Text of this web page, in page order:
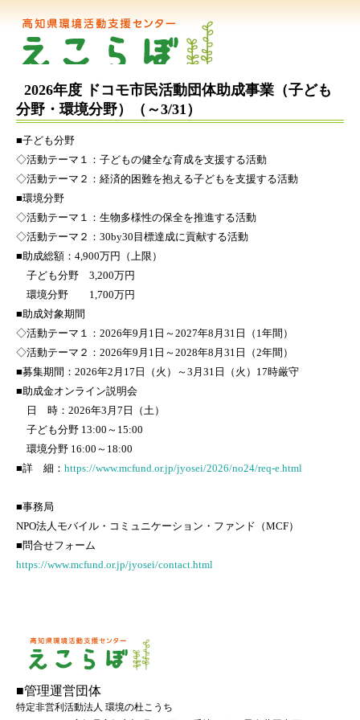
2026年度 ドコモ市民活動団体助成事業（子ども
分野・環境分野）（～3/31）
■子ども分野
◇活動テーマ１：子どもの健全な育成を支援する活動
◇活動テーマ２：経済的困難を抱える子どもを支援する活動
■環境分野
◇活動テーマ１：生物多様性の保全を推進する活動
◇活動テーマ２：30by30目標達成に貢献する活動
■助成総額：4,900万円（上限）
子ども分野 3,200万円
環境分野 1,700万円
■助成対象期間
◇活動テーマ１：2026年9月1日～2027年8月31日（1年間）
◇活動テーマ２：2026年9月1日～2028年8月31日（2年間）
■募集期間：2026年2月17日（火）～3月31日（火）17時厳守
■助成金オンライン説明会
日 時：2026年3月7日（土）
子ども分野 13:00～15:00
環境分野 16:00～18:00
■詳 細： https://www.mcfund.or.jp/jyosei/2026/no24/req-e.html
■事務局
NPO法人モバイル・コミュニケーション・ファンド（MCF）
■問合せフォーム
https://www.mcfund.or.jp/jyosei/contact.html
■管理運営団体
特定非営利活動法人 環境の杜こうち